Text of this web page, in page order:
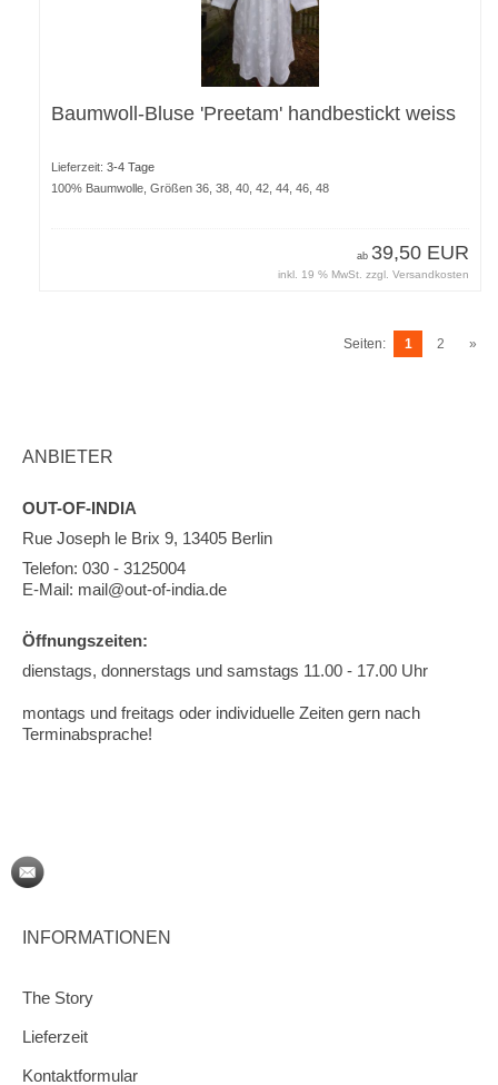
Baumwoll-Bluse 'Preetam' handbestickt weiss
Lieferzeit: 3-4 Tage
100% Baumwolle, Größen 36, 38, 40, 42, 44, 46, 48
ab 39,50 EUR
inkl. 19 % MwSt. zzgl. Versandkosten
Seiten: 1 2 »
ANBIETER
OUT-OF-INDIA
Rue Joseph le Brix 9, 13405 Berlin
Telefon: 030 - 3125004
E-Mail: mail@out-of-india.de
Öffnungszeiten:
dienstags, donnerstags und samstags 11.00 - 17.00 Uhr
montags und freitags oder individuelle Zeiten gern nach
Terminabsprache!
INFORMATIONEN
The Story
Lieferzeit
Kontaktformular